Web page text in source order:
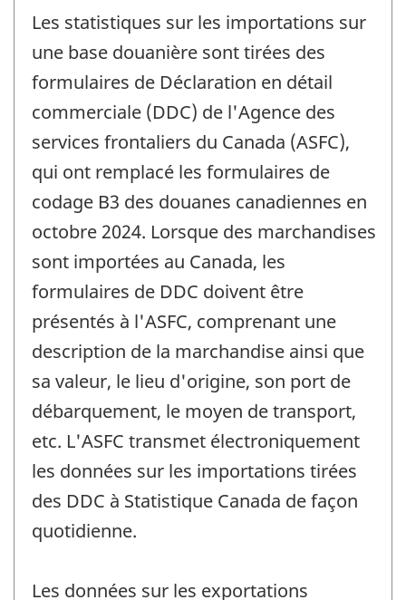
Les statistiques sur les importations sur
une base douanière sont tirées des
formulaires de Déclaration en détail
commerciale (DDC) de l'Agence des
services frontaliers du Canada (ASFC),
qui ont remplacé les formulaires de
codage B3 des douanes canadiennes en
octobre 2024. Lorsque des marchandises
sont importées au Canada, les
formulaires de DDC doivent être
présentés à l'ASFC, comprenant une
description de la marchandise ainsi que
sa valeur, le lieu d'origine, son port de
débarquement, le moyen de transport,
etc. L'ASFC transmet électroniquement
les données sur les importations tirées
des DDC à Statistique Canada de façon
quotidienne.
Les données sur les exportations